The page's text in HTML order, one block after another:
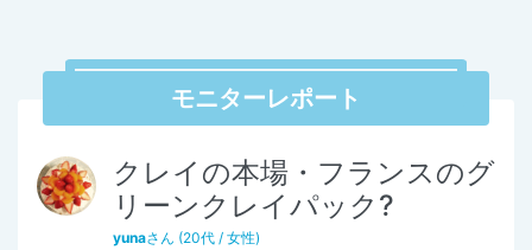
モニターレポート
クレイの本場・フランスのグ
リーンクレイパック?
yunaさん (20代 / 女性)